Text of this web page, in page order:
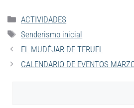
ACTIVIDADES
Senderismo inicial
EL MUDÉJAR DE TERUEL
CALENDARIO DE EVENTOS